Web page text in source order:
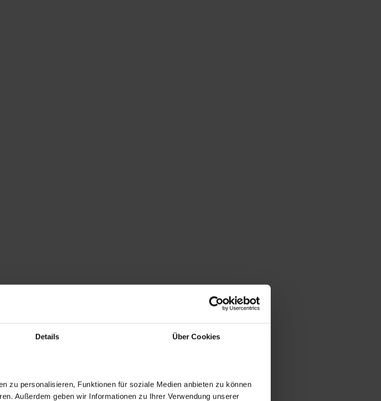
Details Über Cookies
zu personalisieren, Funktionen für soziale Medien anbieten zu können
Außerdem geben wir Informationen zu Ihrer Verwendung unserer